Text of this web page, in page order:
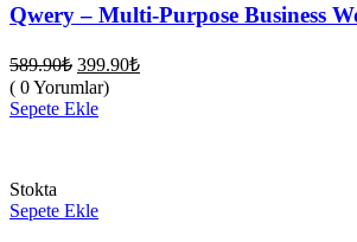
Qwery – Multi-Purpose Business
589.90₺ Orijinal
fiyat:
589.90₺.
399.90₺Şu
( 0 Yorumlar)
Sepete Ekle
Stokta
Sepete Ekle